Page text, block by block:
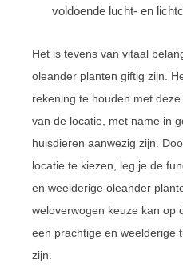
voldoende lucht- en
Het is tevens van vitaal
oleander planten giftig zijn.
rekening te houden met
van de locatie, met name in
huisdieren aanwezig zijn.
locatie te kiezen, leg je de
en weelderige oleander
weloverwogen keuze kan op
een prachtige en weelderige
zijn.